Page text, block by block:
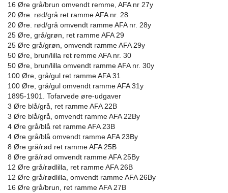
16 Øre grå/brun omvendt remme, AFA nr 27y
20 Øre. rød/grå ret ramme AFA nr. 28
20 Øre. rød/grå omvendt ramme AFA nr. 28y
25 Øre, grå/grøn, ret ramme AFA 29
25 Øre grå/grøn, omvendt ramme AFA 29y
50 Øre, brun/lilla ret remme AFA nr. 30
50 Øre, brun/lilla omvendt ramme AFA nr. 30y
100 Øre, grå/gul ret ramme AFA 31
100 Øre, grå/gul omvendt ramme AFA 31y
1895-1901. Tofarvede øre-udgaver
3 Øre blå/grå, ret ramme AFA 22B
3 Øre blå/grå, omvendt ramme AFA 22By
4 Øre grå/blå ret ramme AFA 23B
4 Øre grå/blå omvendt ramme AFA 23By
8 Øre grå/rød ret ramme AFA 25B
8 Øre grå/rød omvendt ramme AFA 25By
12 Øre grå/rødlilla, ret ramme AFA 26B
12 Øre grå/rødlilla, omvendt ramme AFA 26By
16 Øre grå/brun, ret ramme AFA 27B